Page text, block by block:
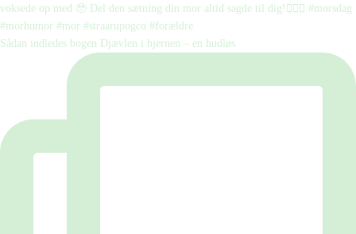
Sådan indledes bogen Djævlen i hjernen – en hudløs